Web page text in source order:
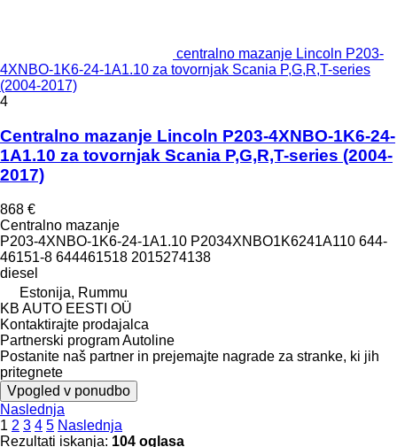
centralno mazanje Lincoln P203-
4XNBO-1K6-24-1A1.10 za tovornjak Scania P,G,R,T-series
(2004-2017)
4
Centralno mazanje Lincoln P203-4XNBO-1K6-24-
1A1.10 za tovornjak Scania P,G,R,T-series (2004-
2017)
868 €
Centralno mazanje
P203-4XNBO-1K6-24-1A1.10 P2034XNBO1K6241A110 644-
46151-8 644461518 2015274138
diesel
Estonija, Rummu
KB AUTO EESTI OÜ
Kontaktirajte prodajalca
Partnerski program Autoline
Postanite naš partner in prejemajte nagrade za stranke, ki jih
pritegnete
Vpogled v ponudbo
Naslednja
1 2 3 4 5 Naslednja
Rezultati iskanja: 104 oglasa